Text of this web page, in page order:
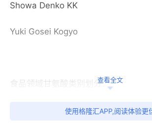
Showa Denko KK
Yuki Gosei Kogyo
食品领域甘氨酸类别划分：查看全文
使用格隆汇APP,阅读体验更